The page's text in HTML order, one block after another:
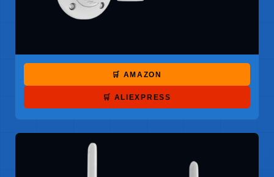
🛒 AMAZON
🛒 ALIEXPRESS